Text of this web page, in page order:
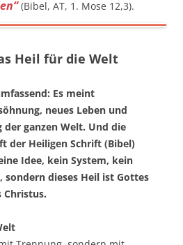
(Bibel, AT, 1. Mose 12,3).
Heil für die Welt
Es meint
neues Leben und
ganzen Welt. Und die
der Heiligen Schrift (Bibel)
Idee, kein System, kein
sondern dieses Heil ist Gottes
Christus.